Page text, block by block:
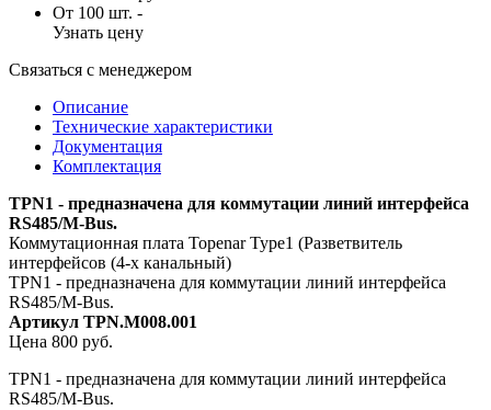
От 100 шт. -
Узнать цену
Связаться с менеджером
Описание
Технические характеристики
Документация
Комплектация
TPN1 - предназначена для коммутации линий интерфейса
RS485/M-Bus.
Коммутационная плата Topenar Type1 (Разветвитель
интерфейсов (4-х канальный)
TPN1 - предназначена для коммутации линий интерфейса
RS485/M-Bus.
Артикул TPN.M008.001
Цена 800 руб.
TPN1 - предназначена для коммутации линий интерфейса
RS485/M-Bus.